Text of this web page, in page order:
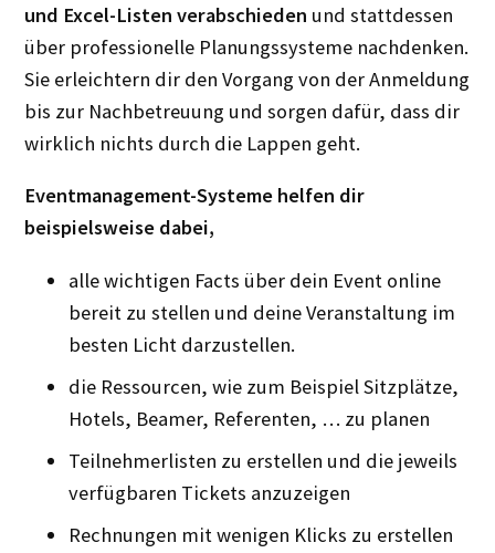
und Excel-Listen verabschieden und stattdessen
über professionelle Planungssysteme nachdenken.
Sie erleichtern dir den Vorgang von der Anmeldung
bis zur Nachbetreuung und sorgen dafür, dass dir
wirklich nichts durch die Lappen geht.
Eventmanagement-Systeme helfen dir
beispielsweise dabei,
alle wichtigen Facts über dein Event online
bereit zu stellen und deine Veranstaltung im
besten Licht darzustellen.
die Ressourcen, wie zum Beispiel Sitzplätze,
Hotels, Beamer, Referenten, … zu planen
Teilnehmerlisten zu erstellen und die jeweils
verfügbaren Tickets anzuzeigen
Rechnungen mit wenigen Klicks zu erstellen